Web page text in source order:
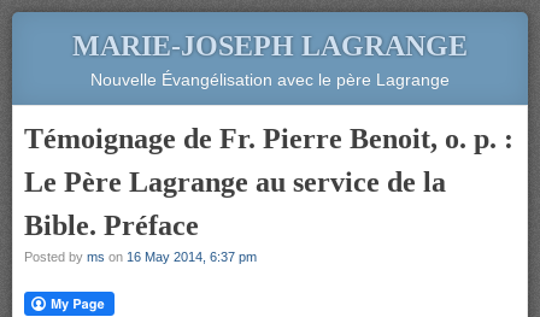
MARIE-JOSEPH LAGRANGE
Nouvelle Évangélisation avec le père Lagrange
Témoignage de Fr. Pierre Benoit, o. p. :
Le Père Lagrange au service de la
Bible. Préface
Posted by ms on 16 May 2014, 6:37 pm